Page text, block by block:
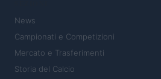
News
Campionati e Competizioni
Mercato e Trasferimenti
Storia del Calcio